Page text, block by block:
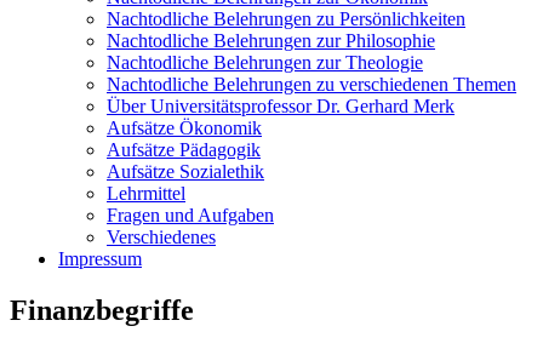
Nachtodliche Belehrungen zu Persönlichkeiten
Nachtodliche Belehrungen zur Philosophie
Nachtodliche Belehrungen zur Theologie
Nachtodliche Belehrungen zu verschiedenen Themen
Über Universitätsprofessor Dr. Gerhard Merk
Aufsätze Ökonomik
Aufsätze Pädagogik
Aufsätze Sozialethik
Lehrmittel
Fragen und Aufgaben
Verschiedenes
Impressum
Finanzbegriffe